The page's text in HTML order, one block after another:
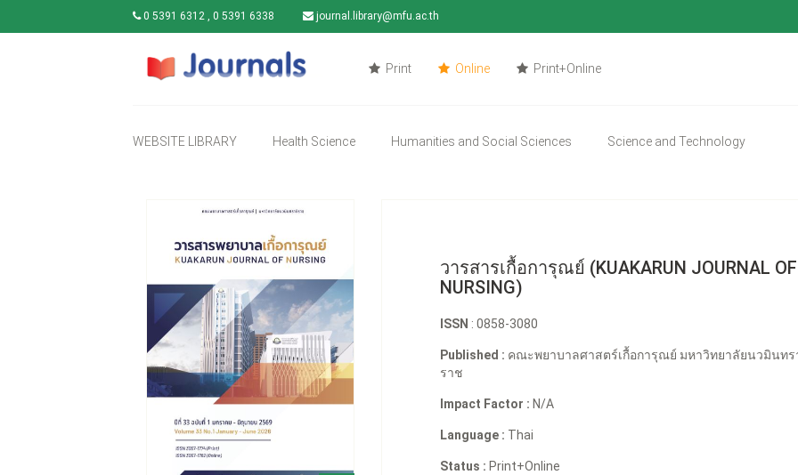
0 5391 6312 , 0 5391 6338 journal.library@mfu.ac.th
Print Online Print+Online
WEBSITE LIBRARY Health Science Humanities and Social Sciences Science and Technology
วารสารเกื้อการุณย์ (KUAKARUN JOURNAL OF
NURSING)
ISSN : 0858-3080
Published : คณะพยาบาลศาสตร์เกื้อการุณย์ มหาวิทยาลัยนวมินทร
ราช
Impact Factor : N/A
Language : Thai
Status : Print+Online